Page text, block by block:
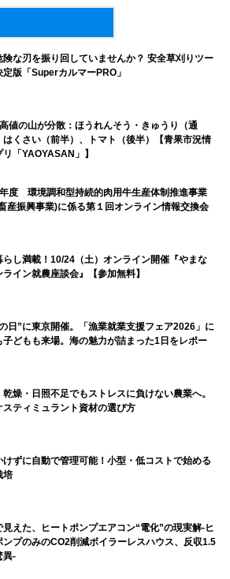
険な刃を振り回していませんか？ 安全草刈りツー
定版「SuperカルマーPRO」
値の山が分散：ほうれんそう・きゅうり（通
はくさい（前半）、トマト（後半）【青果市況情
「YAOYASAN」】
度 環境調和型持続的肉用牛生産体制推進事業
産振興事業)に係る第１回オンライン情報交換会
らし満載！10/24（土）オンライン開催『やまな
ライン就農座談会』【参加無料】
日”に東京開催。「漁業就業支援フェア2026」に
子どもも来場。海の魅力が詰まった1日をレポー
乾燥・日照不足でもストレスに負けない農業へ。
スティミュラント資材の選び方
けずに自動で管理可能！小型・低コストで始める
培
見えた、ヒートポンプエアコン“電化”の現実解-ヒ
ンプのみのCO2削減ボイラーレスハウス、反収1.5
異-